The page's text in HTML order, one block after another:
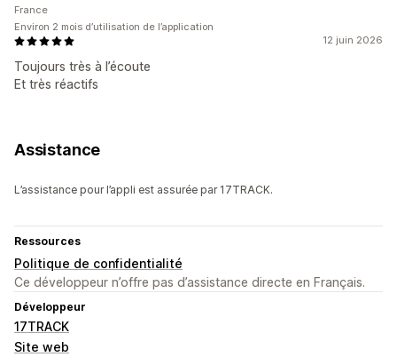
12 juin 2026
Toujours très à l’écoute
Et très réactifs
France
Environ 2 mois d’utilisation de l’application
Assistance
L’assistance pour l’appli est assurée par 17TRACK.
Ressources
Politique de confidentialité
Ce développeur n’offre pas d’assistance directe en Français.
Développeur
17TRACK
Site web